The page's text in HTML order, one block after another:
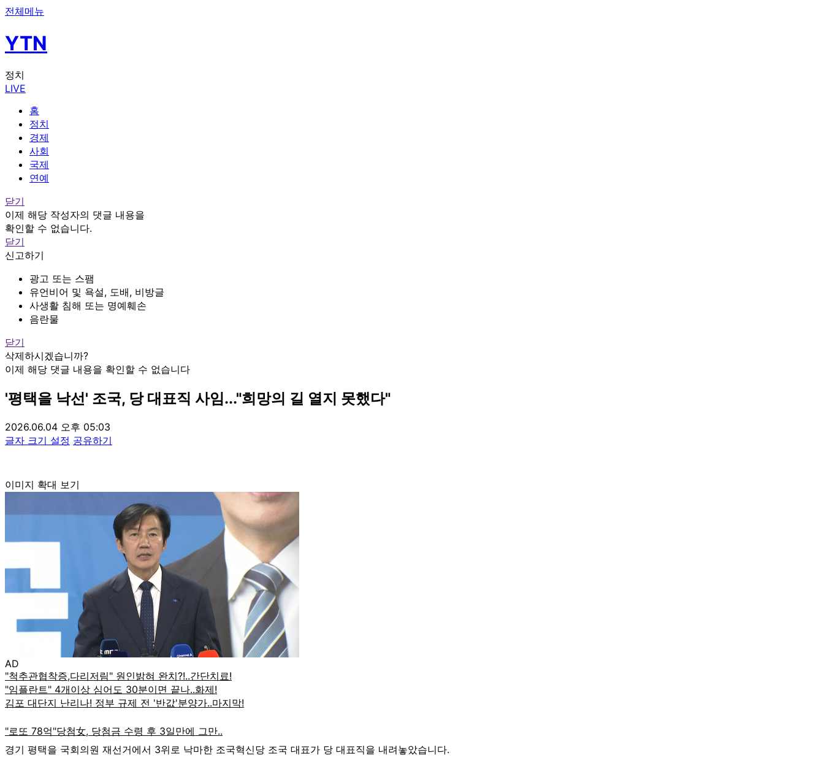
전체메뉴
YTN
정치
LIVE
홈
정치
경제
사회
국제
연예
닫기
이제 해당 작성자의 댓글 내용을
확인할 수 없습니다.
닫기
신고하기
광고 또는 스팸
유언비어 및 욕설, 도배, 비방글
사생활 침해 또는 명예훼손
음란물
닫기
삭제하시겠습니까?
이제 해당 댓글 내용을 확인할 수 없습니다
'평택을 낙선' 조국, 당 대표직 사임..."희망의 길 열지 못했다"
2026.06.04 오후 05:03
글자 크기 설정 공유하기
이미지 확대 보기
AD
경기 평택을 국회의원 재선거에서 3위로 낙마한 조국혁신당 조국 대표가 당 대표직을 내려놓았습니다.